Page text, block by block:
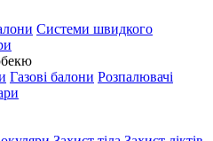
Системи швидкого
Газові балони Розпалювачі